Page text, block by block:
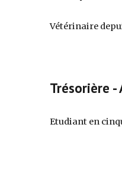
Vétérinaire
Trésorière -
Etudiant en